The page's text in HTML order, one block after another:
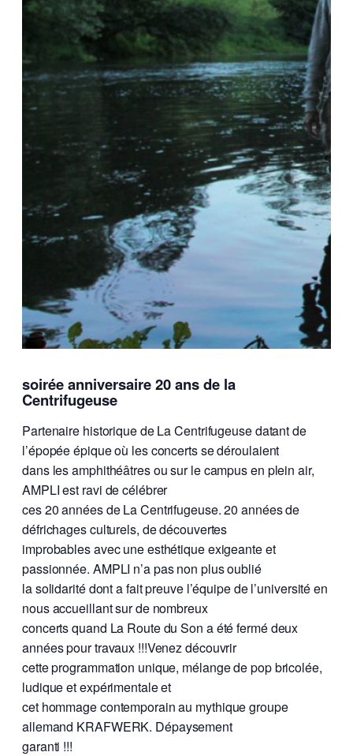
soirée anniversaire 20 ans de la
Centrifugeuse
Partenaire historique de La Centrifugeuse datant de
l’épopée épique où les concerts se déroulaient
dans les amphithéâtres ou sur le campus en plein air,
AMPLI est ravi de célébrer
ces 20 années de La Centrifugeuse. 20 années de
défrichages culturels, de découvertes
improbables avec une esthétique exigeante et
passionnée. AMPLI n’a pas non plus oublié
la solidarité dont a fait preuve l’équipe de l’université en
nous accueillant sur de nombreux
concerts quand La Route du Son a été fermé deux
années pour travaux !!!Venez découvrir
cette programmation unique, mélange de pop bricolée,
ludique et expérimentale et
cet hommage contemporain au mythique groupe
allemand KRAFWERK. Dépaysement
garanti !!!